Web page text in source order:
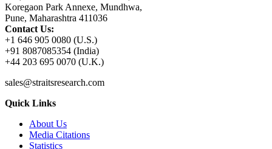
Koregaon Park Annexe, Mundhwa,
Pune, Maharashtra 411036
Contact Us:
+1 646 905 0080 (U.S.)
+91 8087085354 (India)
+44 203 695 0070 (U.K.)
sales@straitsresearch.com
Quick Links
About Us
Media Citations
Statistics